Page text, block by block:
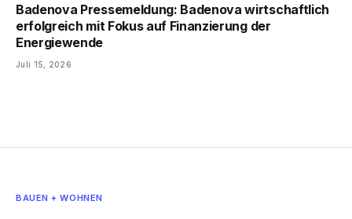
Badenova Pressemeldung: Badenova wirtschaftlich
erfolgreich mit Fokus auf Finanzierung der
Energiewende
Juli 15, 2026
BAUEN + WOHNEN